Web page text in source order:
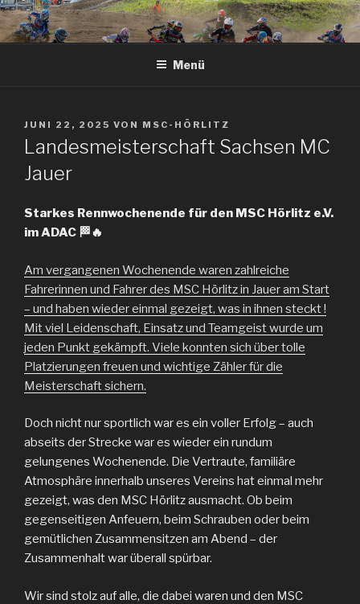
Zum
Inhalt
springen
Menü
VERÖFFENTLICHT
AM
JUNI 22, 2025 VON MSC-HÖRLITZ
Landesmeisterschaft Sachsen MC
Jauer
Starkes Rennwochenende für den MSC Hörlitz e.V.
im ADAC 🏁🔥
Am vergangenen Wochenende waren zahlreiche
Fahrerinnen und Fahrer des MSC Hörlitz in Jauer am Start
– und haben wieder einmal gezeigt, was in ihnen steckt !
Mit viel Leidenschaft, Einsatz und Teamgeist wurde um
jeden Punkt gekämpft. Viele konnten sich über tolle
Platzierungen freuen und wichtige Zähler für die
Meisterschaft sichern.
Doch nicht nur sportlich war es ein voller Erfolg – auch
abseits der Strecke war es wieder ein rundum
gelungenes Wochenende. Die Vertraute, familiäre
Atmosphäre innerhalb unseres Vereins hat einmal mehr
gezeigt, was den MSC Hörlitz ausmacht. Ob beim
gegenseitigen Anfeuern, beim Schrauben oder beim
gemütlichen Zusammensitzen am Abend – der
Zusammenhalt war überall spürbar.
Wir sind stolz auf alle, die dabei waren und den MSC